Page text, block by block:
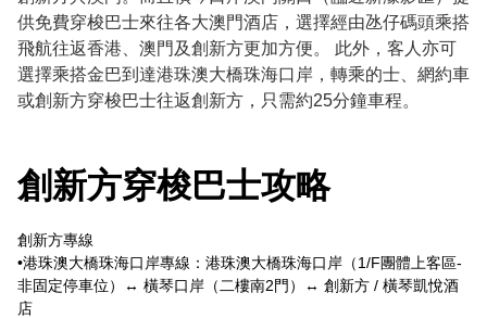
供免費穿梭巴士來往各大澳門酒店，選擇經由氹仔碼頭乘搭
飛航往返香港、澳門及創新方更加方便。 此外，客人亦可
選擇乘搭金巴到達港珠澳大橋珠海口岸，轉乘的士、網約車
或創新方穿梭巴士往返創新方，只需約25分鐘車程。
創新方穿梭巴士攻略
創新方專線
•港珠澳大橋珠海口岸專線：港珠澳大橋珠海口岸（1/F團體上客區-
非固定停車位）↔ 橫琴口岸（二樓南2門）↔ 創新方 / 橫琴凱悅酒
店